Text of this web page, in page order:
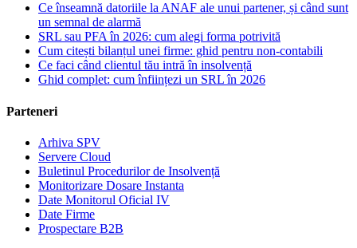
Ce înseamnă datoriile la ANAF ale unui partener, și când sunt
un semnal de alarmă
SRL sau PFA în 2026: cum alegi forma potrivită
Cum citești bilanțul unei firme: ghid pentru non-contabili
Ce faci când clientul tău intră în insolvență
Ghid complet: cum înființezi un SRL în 2026
Parteneri
Arhiva SPV
Servere Cloud
Buletinul Procedurilor de Insolvență
Monitorizare Dosare Instanta
Date Monitorul Oficial IV
Date Firme
Prospectare B2B